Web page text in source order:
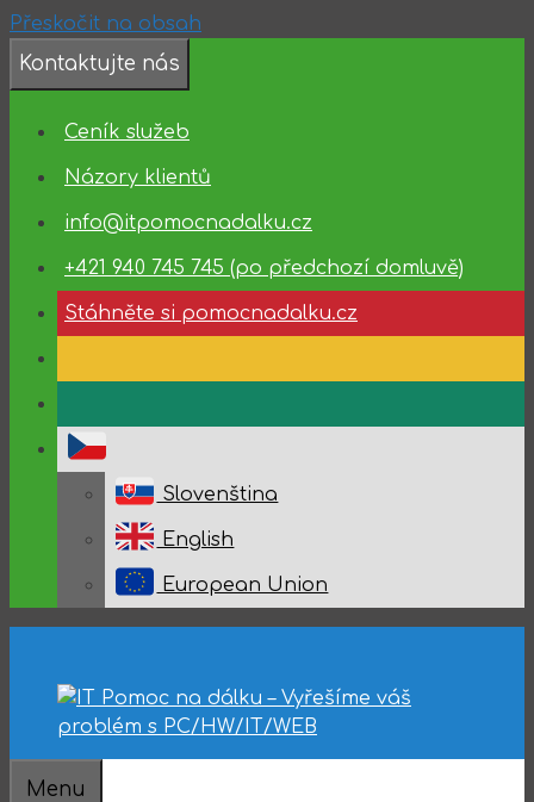
Přeskočit na obsah
technické
podpory
10.08.2026
14.08.2026
Kontaktujte nás
Ceník služeb
Názory klientů
info@itpomocnadalku.cz
+421 940 745 745 (po předchozí domluvě)
Stáhněte si pomocnadalku.cz
Slovenština
English
European Union
IT Technická podpora 24/7, telefonicky, e-
Vaše problémy s PC/HW/IT/WEB vyřešíme zcela
Oprava vašeho počítače pomocí programu bez
Více než 14 let zkušeností v oblasti IT a
Menu